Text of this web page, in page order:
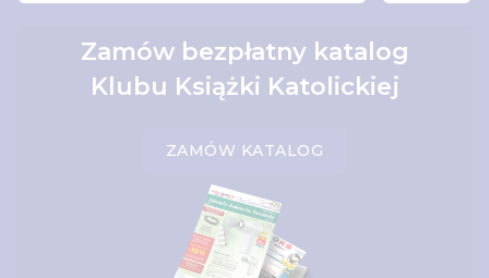
Zamów bezpłatny katalog
Klubu Książki Katolickiej
ZAMÓW KATALOG